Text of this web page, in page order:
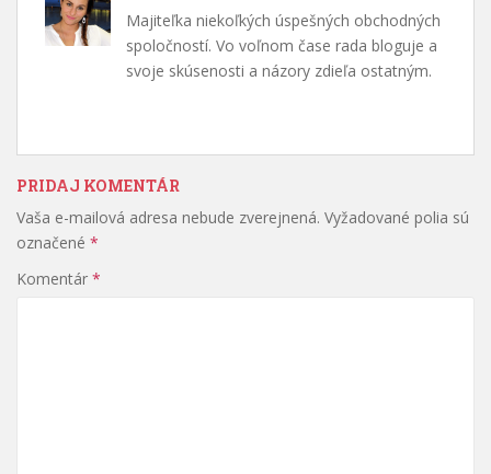
Majiteľka niekoľkých úspešných obchodných
spoločností. Vo voľnom čase rada bloguje a
svoje skúsenosti a názory zdieľa ostatným.
PRIDAJ KOMENTÁR
Vaša e-mailová adresa nebude zverejnená. Vyžadované polia sú
označené *
Komentár *